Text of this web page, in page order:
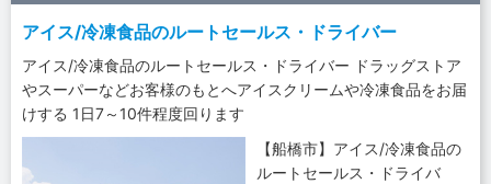
アイス/冷凍食品のルートセールス・ドライバー
アイス/冷凍食品のルートセールス・ドライバー ドラッグストア
やスーパーなどお客様のもとへアイスクリームや冷凍食品をお届
けする 1日7～10件程度回ります
【船橋市】アイス/冷凍食品の
ルートセールス・ドライバ